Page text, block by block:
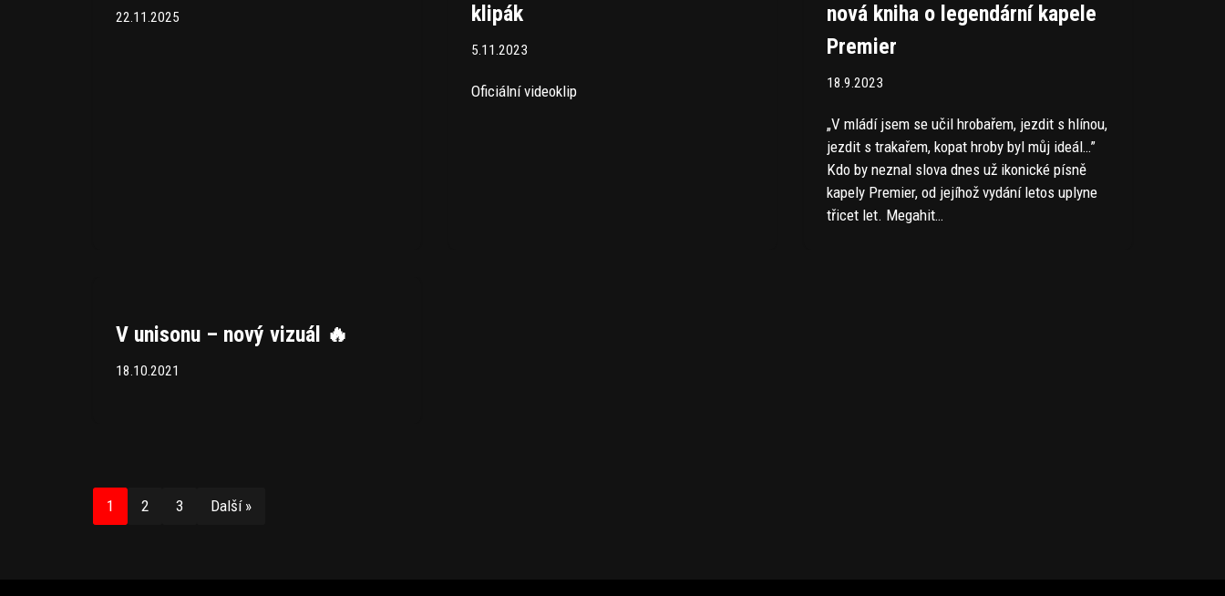
22.11.2025
klipák
5.11.2023
Oficiální videoklip
nová kniha o legendární kapele
Premier
18.9.2023
„V mládí jsem se učil hrobařem, jezdit s hlínou,
jezdit s trakařem, kopat hroby byl můj ideál…”
Kdo by neznal slova dnes už ikonické písně
kapely Premier, od jejíhož vydání letos uplyne
třicet let. Megahit…
V unisonu – nový vizuál 🔥
18.10.2021
1 2 3 Další »